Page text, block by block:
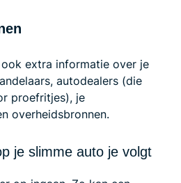
extra informatie over je
autodealers (die
proefritjes), je
overheidsbronnen.
je slimme auto je volgt